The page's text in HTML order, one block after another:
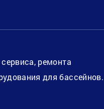
ремонта
для бассейнов.